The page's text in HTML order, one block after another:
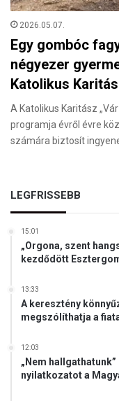
2026.05.07.
Egy gombóc
négyezer
Katolikus
A Katolikus Karitász
programja évről évre
számára biztosít
LEGFRISSEBB
15:01
„Orgona, szent
kezdődött
13:33
A keresztény
megszólíthatja a
12:03
„Nem
nyilatkozatot a